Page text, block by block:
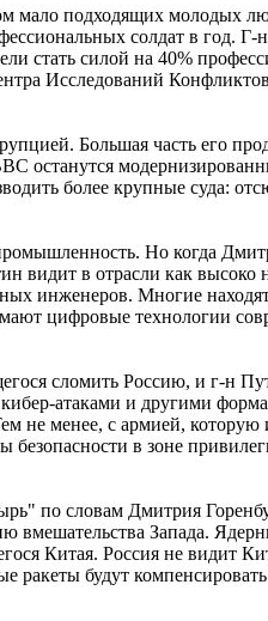
мало подходящих молодых
солдат в год. Г-н
стать силой на 40%
Исследований
Большая часть его
останутся
более крупные суда:
Но когда
видит в отрасли как
инженеров. Многие
цифровые технологии
сломить Россию, и г-н
атаками и другими
не менее, с армией,
безопасности в зоне
по словам Дмитрия
вмешательства Запада.
Китая. Россия не видит
ракеты будут